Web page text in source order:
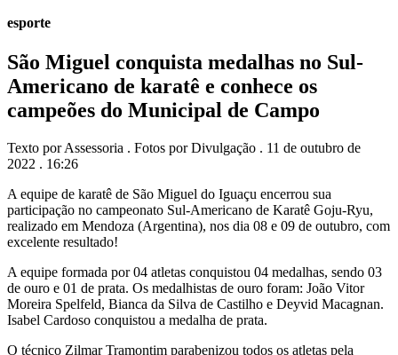
esporte
São Miguel conquista medalhas no Sul-
Americano de karatê e conhece os
campeões do Municipal de Campo
Texto por Assessoria . Fotos por Divulgação . 11 de outubro de
2022 . 16:26
A equipe de karatê de São Miguel do Iguaçu encerrou sua
participação no campeonato Sul-Americano de Karatê Goju-Ryu,
realizado em Mendoza (Argentina), nos dia 08 e 09 de outubro, com
excelente resultado!
A equipe formada por 04 atletas conquistou 04 medalhas, sendo 03
de ouro e 01 de prata. Os medalhistas de ouro foram: João Vitor
Moreira Spelfeld, Bianca da Silva de Castilho e Deyvid Macagnan.
Isabel Cardoso conquistou a medalha de prata.
O técnico Zilmar Tramontim parabenizou todos os atletas pela